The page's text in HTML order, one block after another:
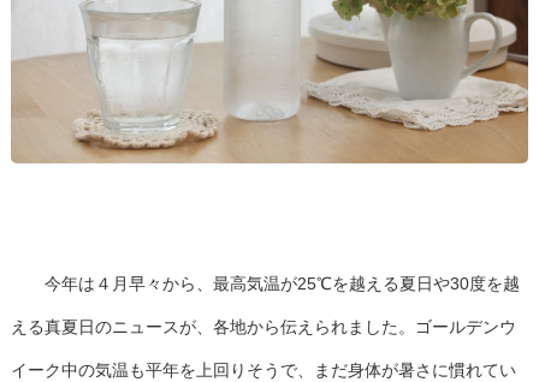
今年は４月早々から、最高気温が25℃を越える夏日や30度を越
える真夏日のニュースが、各地から伝えられました。ゴールデンウ
イーク中の気温も平年を上回りそうで、まだ身体が暑さに慣れてい